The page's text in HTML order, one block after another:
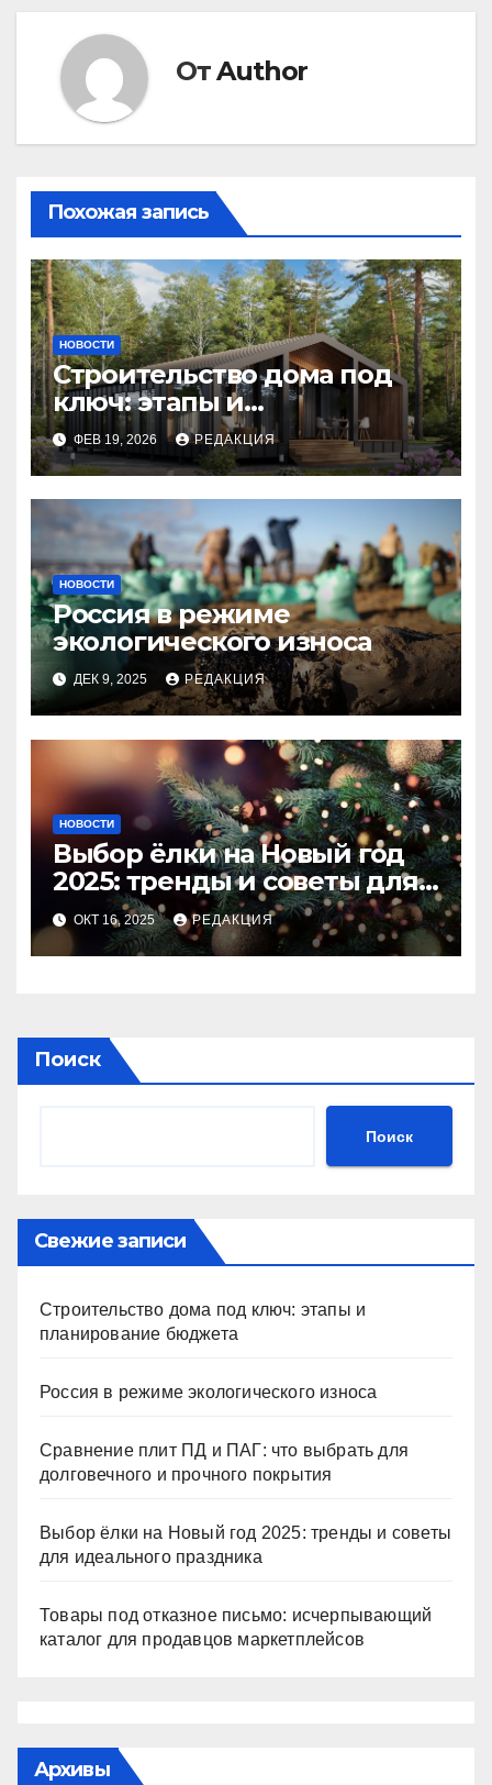
ОтAuthor
Похожая запись
НОВОСТИ
Строительство дома под
ключ: этапы и
планирование бюджета
ФЕВ 19, 2026 РЕДАКЦИЯ
НОВОСТИ
Россия в режиме
экологического износа
ДЕК 9, 2025 РЕДАКЦИЯ
НОВОСТИ
Выбор ёлки на Новый год
2025: тренды и советы для
идеального праздника
ОКТ 16, 2025 РЕДАКЦИЯ
Поиск
Поиск
Свежие записи
Строительство дома под ключ: этапы и
планирование бюджета
Россия в режиме экологического износа
Сравнение плит ПД и ПАГ: что выбрать для
долговечного и прочного покрытия
Выбор ёлки на Новый год 2025: тренды и советы
для идеального праздника
Товары под отказное письмо: исчерпывающий
каталог для продавцов маркетплейсов
Архивы